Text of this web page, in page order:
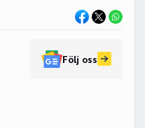
Följ oss